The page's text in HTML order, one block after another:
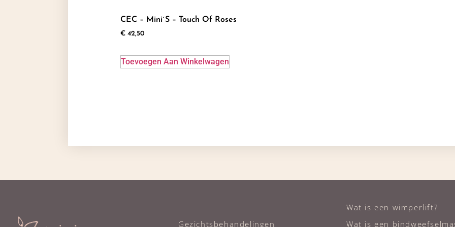
CEC – Mini´s – Touch Of Roses
€ 42,50
Toevoegen Aan Winkelwagen
Gezichtsbehandelingen
Wat is een wimperlift?
Wat is een